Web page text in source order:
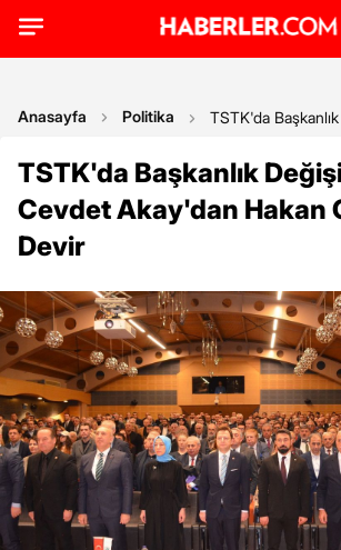
Anasayfa Politika TSTK'da
TSTK'da Başkanlık
Cevdet Akay'dan Hakan
Devir